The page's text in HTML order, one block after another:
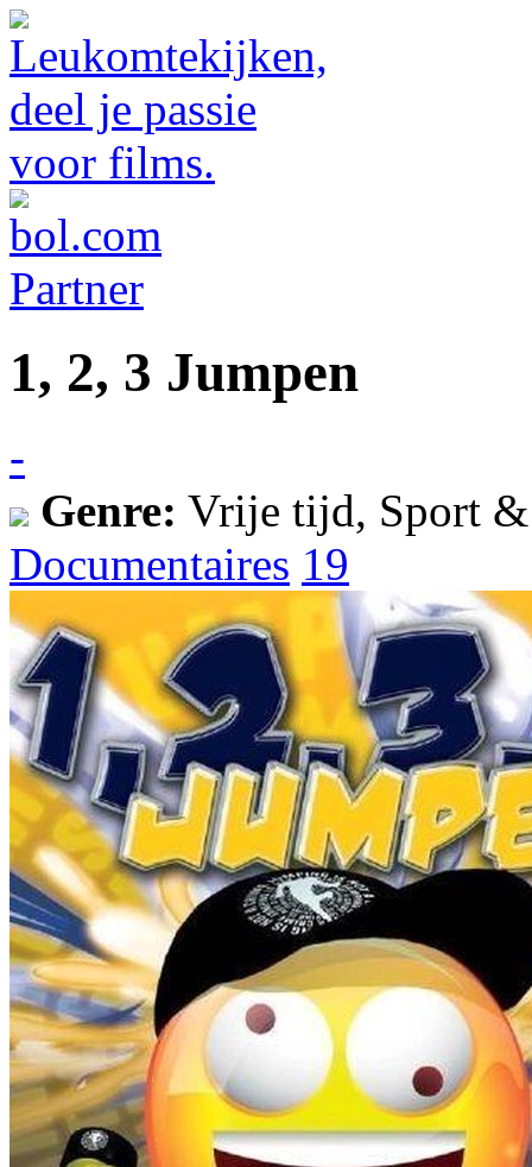
1, 2, 3 Jumpen
-
Genre: Vrije tijd, Sport
Documentaires 19